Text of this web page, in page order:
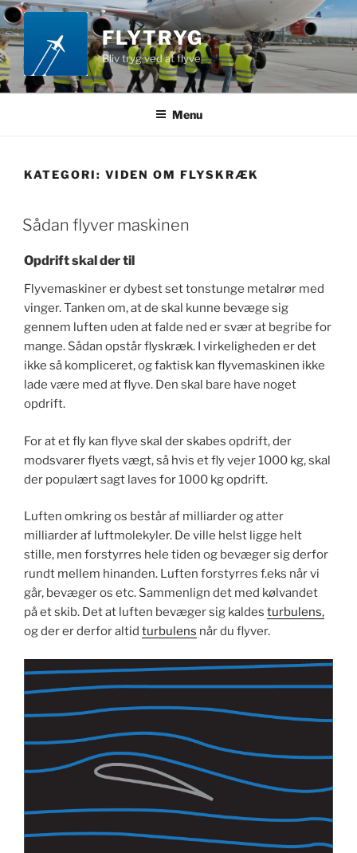
Videre
til
indhold
FLYTRYG
Bliv tryg ved at flyve
Menu
KATEGORI: VIDEN OM FLYSKRÆK
Sådan flyver maskinen
Opdrift skal der til
Flyvemaskiner er dybest set tonstunge metalrør med
vinger. Tanken om, at de skal kunne bevæge sig
gennem luften uden at falde ned er svær at begribe for
mange. Sådan opstår flyskræk. I virkeligheden er det
ikke så kompliceret, og faktisk kan flyvemaskinen ikke
lade være med at flyve. Den skal bare have noget
opdrift.
For at et fly kan flyve skal der skabes opdrift, der
modsvarer flyets vægt, så hvis et fly vejer 1000 kg, skal
der populært sagt laves for 1000 kg opdrift.
Luften omkring os består af milliarder og atter
milliarder af luftmolekyler. De ville helst ligge helt
stille, men forstyrres hele tiden og bevæger sig derfor
rundt mellem hinanden. Luften forstyrres f.eks når vi
går, bevæger os etc. Sammenlign det med kølvandet
på et skib. Det at luften bevæger sig kaldes turbulens,
og der er derfor altid turbulens når du flyver.